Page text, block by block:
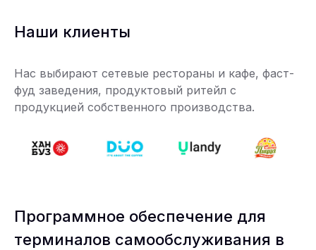
Наши клиенты
Нас выбирают сетевые рестораны и кафе, фаст-
фуд заведения, продуктовый ритейл с
продукцией собственного производства.
Программное обеспечение для
терминалов самообслуживания в